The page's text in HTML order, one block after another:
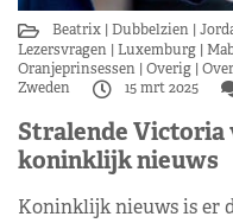
Beatrix Dubbelzien
Lezersvragen Luxemburg
Oranjeprinsessen Overig
Zweden
15 mrt 2025
Stralende Victoria
koninklijk nieuws
Koninklijk nieuws is er